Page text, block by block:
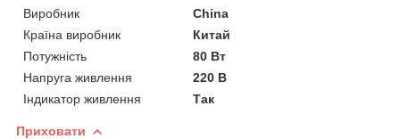
Виробник
China
Країна виробник
Китай
Потужність
80 Вт
Напруга живлення
220 В
Індикатор живлення
Так
Приховати